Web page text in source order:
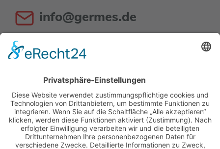
info@germes.de
Fr. 8:00 – 13:00 Uhr